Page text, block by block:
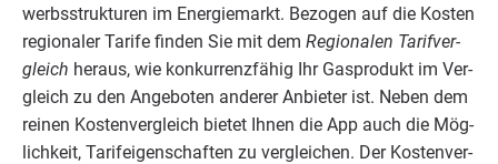
werbs­struk­tu­ren im Ener­gie­markt. Bezo­gen auf die Kos­ten
regio­na­ler Tari­fe fin­den Sie mit dem Regio­na­len Tarif­ver­
gleich her­aus, wie kon­kur­renz­fä­hig Ihr Gas­pro­dukt im Ver­
gleich zu den Ange­bo­ten ande­rer Anbie­ter ist. Neben dem
rei­nen Kos­ten­ver­gleich bie­tet Ihnen die App auch die Mög­
lich­keit, Tarif­ei­gen­schaf­ten zu ver­glei­chen. Der Kos­ten­ver­